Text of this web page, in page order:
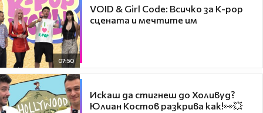
07:50
VOID & Girl Code: Всичко за K-pop
сцената и мечтите им
Искаш да стигнеш до Холивуд?
Юлиан Костов разкрива как!👀💥